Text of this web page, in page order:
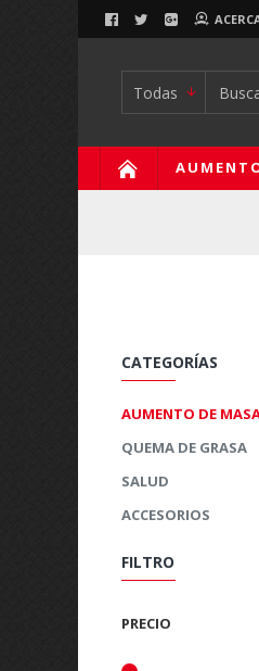
Todas
CATEGORÍAS
QUEMA DE GRASA
SALUD
ACCESORIOS
FILTRO
PRECIO